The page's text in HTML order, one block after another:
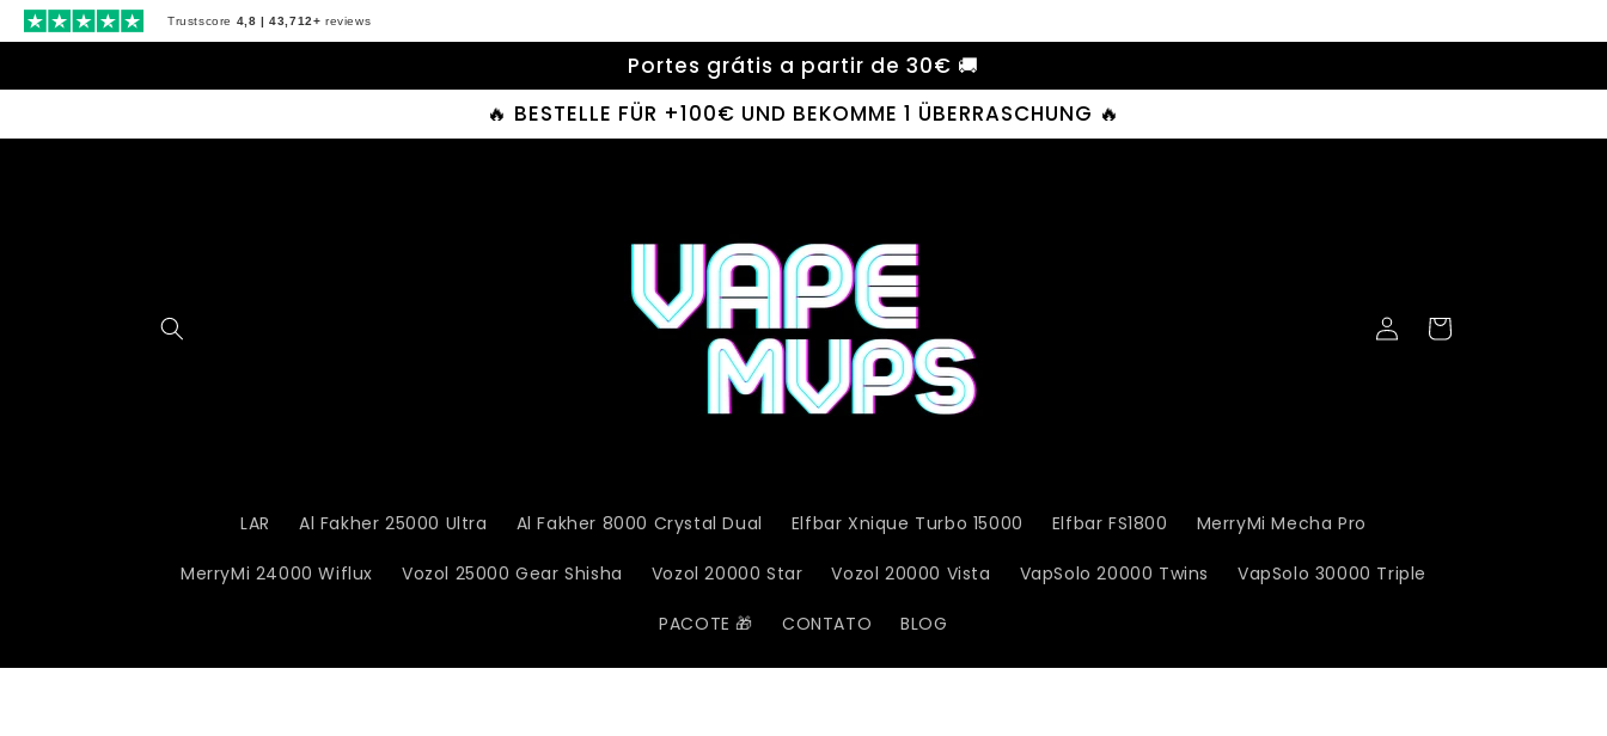
para o
conteúdo
Trustscore 4,8 | 43,712+ reviews
Portes grátis a partir de 30€ 🚚
🔥 BESTELLE FÜR +100€ UND BEKOMME 1 ÜBERRASCHUNG 🔥
LAR Al Fakher 25000 Ultra Al Fakher 8000 Crystal Dual Elfbar Xnique Turbo 15000 Elfbar FS1800 MerryMi Mecha Pro
MerryMi 24000 Wiflux Vozol 25000 Gear Shisha Vozol 20000 Star Vozol 20000 Vista VapSolo 20000 Twins VapSolo 30000 Triple
PACOTE 🎁 CONTATO BLOG
Iniciar
sessão
Carrinho